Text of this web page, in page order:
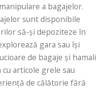
a bagajelor.
sunt disponibile
să-și depoziteze în
gara sau își
de bagaje și hamali
articole grele sau
de călătorie fără